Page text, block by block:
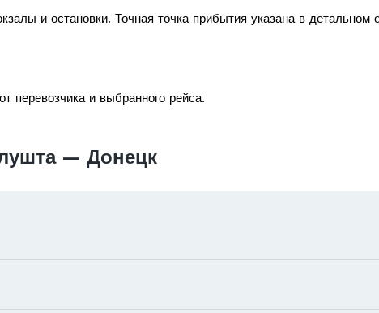
и остановки. Точная точка прибытия указана в детальном
перевозчика и выбранного рейса.
— Донецк